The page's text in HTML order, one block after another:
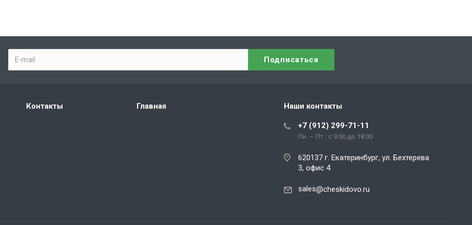
Контакты Главная Наши контакты
+7 (912) 299-71-11
Пн. – Пт.: с 9:00 до 18:00
620137 г. Екатеринбург, ул. Бехтерева
3, офис 4
sales@cheskidovo.ru